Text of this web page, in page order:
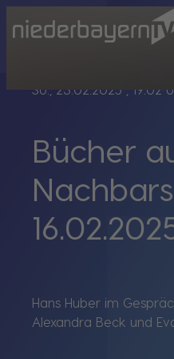
So., 23.02.2025 , 19:02
Bücher
Hans Huber im
Alexandra Beck und